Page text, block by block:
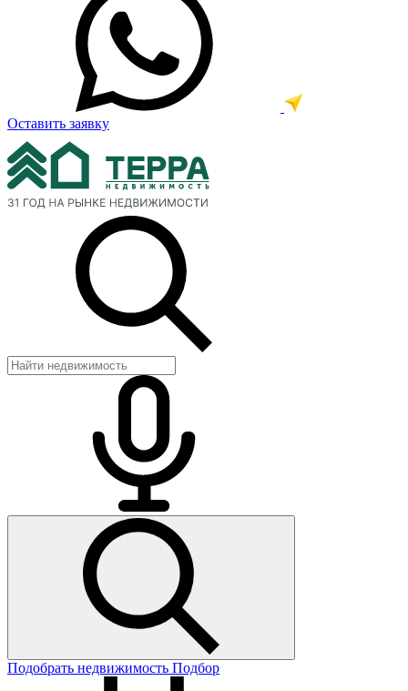
Оставить заявку
Подобрать недвижимость Подбор